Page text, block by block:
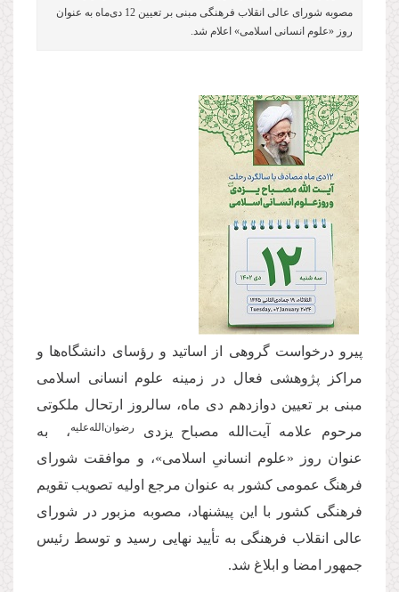
مصوبه شورای عالی انقلاب فرهنگی مبنی بر تعیین 12 دی‌ماه به عنوان
روز «علوم انسانی اسلامی» اعلام شد.
پیرو درخواست گروهی از اساتید و رؤسای دانشگاه‌ها و
مراکز پژوهشی فعال در زمینه علوم انسانی اسلامی
مبنی بر تعیین دوازدهم دی ماه، سالروز ارتحال ملكوتی
مرحوم علامه آیت‌الله مصباح یزدی
رضوان‌الله‌علیه، به
عنوان روز «علوم انسانیِ اسلامی»، و موافقت شورای
فرهنگ عمومی کشور به عنوان مرجع اولیه تصویب تقویم
فرهنگی کشور با این پیشنهاد، مصوبه مزبور در شورای
عالی انقلاب فرهنگی به تأیید نهایی رسید و توسط رئیس
جمهور امضا و ابلاغ شد.